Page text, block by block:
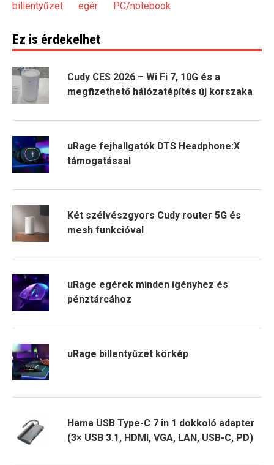
billentyűzet egér PC/notebook
Ez is érdekelhet
Cudy CES 2026 – Wi Fi 7, 10G és a
megfizethető hálózatépítés új korszaka
uRage fejhallgatók DTS Headphone:X
támogatással
Két szélvészgyors Cudy router 5G és
mesh funkcióval
uRage egérek minden igényhez és
pénztárcához
uRage billentyűzet körkép
Hama USB Type-C 7 in 1 dokkoló adapter
(3× USB 3.1, HDMI, VGA, LAN, USB-C, PD)